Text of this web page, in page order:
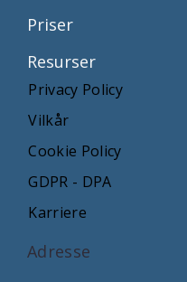
Privacy Policy
Priser
Resurser
Vilkår
Cookie Policy
GDPR - DPA
Karriere
Adresse